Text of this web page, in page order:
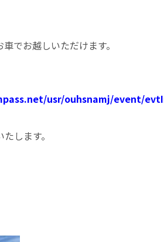
でお越しいただけます。
usr/ouhsnamj/event/
します。